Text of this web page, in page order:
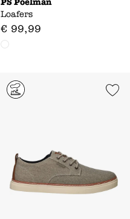
PS Poelman
Loafers
€ 99,99
Add to